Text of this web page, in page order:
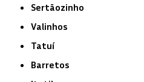
Sertãozinho
Valinhos
Tatuí
Barretos